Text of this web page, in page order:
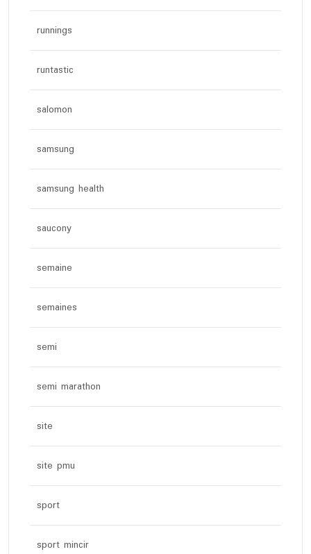
runnings
runtastic
salomon
samsung
samsung health
saucony
semaine
semaines
semi
semi marathon
site
site pmu
sport
sport mincir